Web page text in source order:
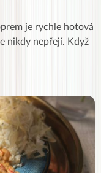
je rychle hotová
nikdy nepřejí. Když